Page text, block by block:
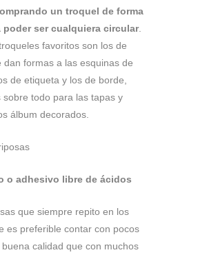
un troquel de forma
poder ser cualquiera circular.
favoritos son los de
dan formas a las esquinas de
de etiqueta y los de borde,
sobre todo para las tapas y
álbum decorados.
o adhesivo libre de ácidos
que siempre repito en los
es preferible contar con pocos
calidad que con muchos